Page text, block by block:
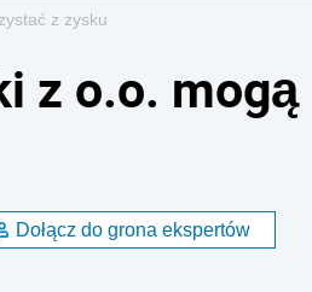
z zysku
z o.o. mogą
Dołącz do grona ekspertów